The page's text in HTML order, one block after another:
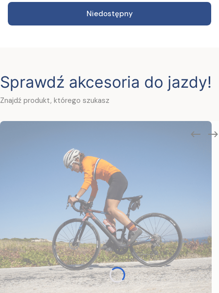
Niedostępny
Sprawdź akcesoria do jazdy!
Znajdź produkt, którego szukasz